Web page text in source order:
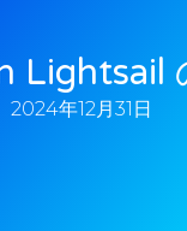
Lightsail
2024年12月31日